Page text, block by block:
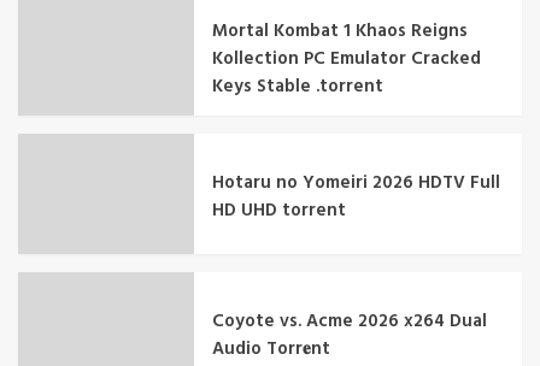
Mortal Kombat 1 Khaos Reigns
Kollection PC Emulator Cracked
Keys Stable .torrent
Hotaru no Yomeiri 2026 HDTV Full
HD UHD torrent
Coyote vs. Acme 2026 x264 Dual
Audio Torr𝐞nt